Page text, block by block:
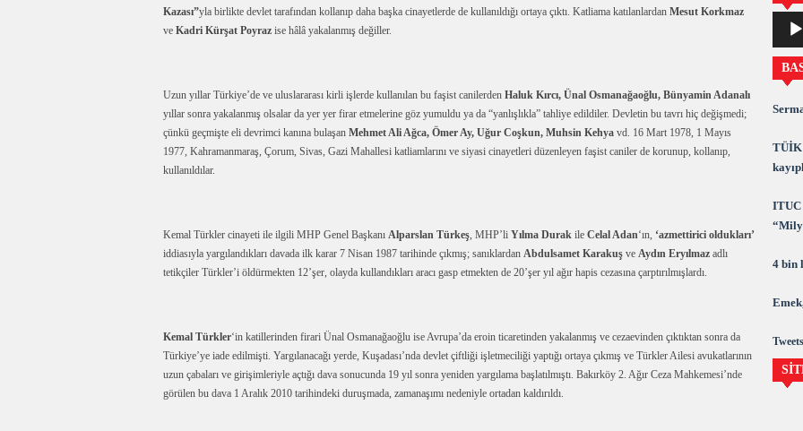
Kazası”yla birlikte devlet tarafından kollanıp daha başka cinayetlerde de kullanıldığı ortaya çıktı. Katliama katılanlardan Mesut Korkmaz
ve Kadri Kürşat Poyraz ise hâlâ yakalanmış değiller.
Uzun yıllar Türkiye’de ve uluslararası kirli işlerde kullanılan bu faşist canilerden Haluk Kırcı, Ünal Osmanağaoğlu, Bünyamin Adanalı
yıllar sonra yakalanmış olsalar da yer yer firar etmelerine göz yumuldu ya da “yanlışlıkla” tahliye edildiler. Devletin bu tavrı hiç değişmedi;
çünkü geçmişte eli devrimci kanına bulaşan Mehmet Ali Ağca, Ömer Ay, Uğur Coşkun, Muhsin Kehya vd. 16 Mart 1978, 1 Mayıs
1977, Kahramanmaraş, Çorum, Sivas, Gazi Mahallesi katliamlarını ve siyasi cinayetleri düzenleyen faşist caniler de korunup, kollanıp,
kullanıldılar.
Kemal Türkler cinayeti ile ilgili MHP Genel Başkanı Alparslan Türkeş, MHP’li Yılma Durak ile Celal Adan‘ın, ‘azmettirici oldukları’
iddiasıyla yargılandıkları davada ilk karar 7 Nisan 1987 tarihinde çıkmış; sanıklardan Abdulsamet Karakuş ve Aydın Eryılmaz adlı
tetikçiler Türkler’i öldürmekten 12’şer, olayda kullandıkları aracı gasp etmekten de 20’şer yıl ağır hapis cezasına çarptırılmışlardı.
Kemal Türkler‘in katillerinden firari Ünal Osmanağaoğlu ise Avrupa’da eroin ticaretinden yakalanmış ve cezaevinden çıktıktan sonra da
Türkiye’ye iade edilmişti. Yargılanacağı yerde, Kuşadası’nda devlet çiftliği işletmeciliği yaptığı ortaya çıkmış ve Türkler Ailesi avukatlarının
uzun çabaları ve girişimleriyle açtığı dava sonucunda 19 yıl sonra yeniden yargılama başlatılmıştı. Bakırköy 2. Ağır Ceza Mahkemesi’nde
görülen bu dava 1 Aralık 2010 tarihindeki duruşmada, zamanaşımı nedeniyle ortadan kaldırıldı.
oynatıcı
TÜİK
ITUC
4 bin